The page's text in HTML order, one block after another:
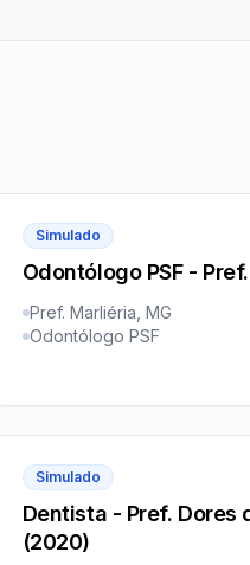
Simulado
Odontólogo PSF -
Pref. Marliéria, MG
Odontólogo PSF
Simulado
Dentista - Pref. Dores
(2020)